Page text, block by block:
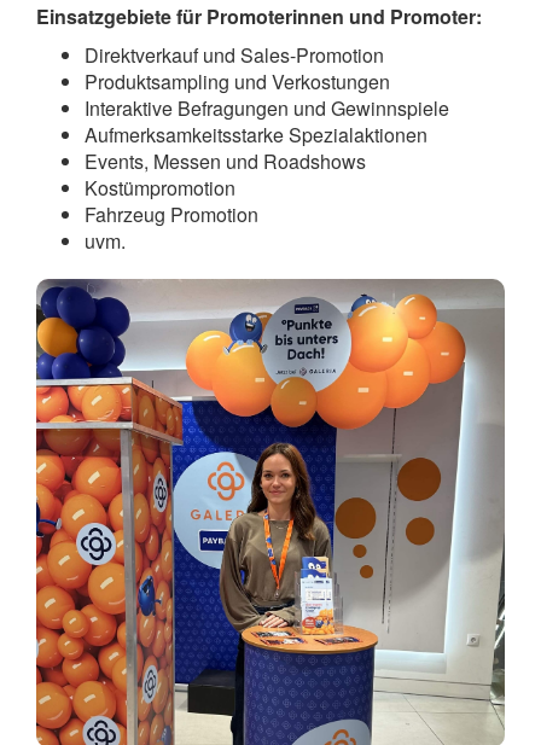
Einsatzgebiete für Promoterinnen und Promoter:
Direktverkauf und Sales-Promotion
Produktsampling und Verkostungen
Interaktive Befragungen und Gewinnspiele
Aufmerksamkeitsstarke Spezialaktionen
Events, Messen und Roadshows
Kostümpromotion
Fahrzeug Promotion
uvm.